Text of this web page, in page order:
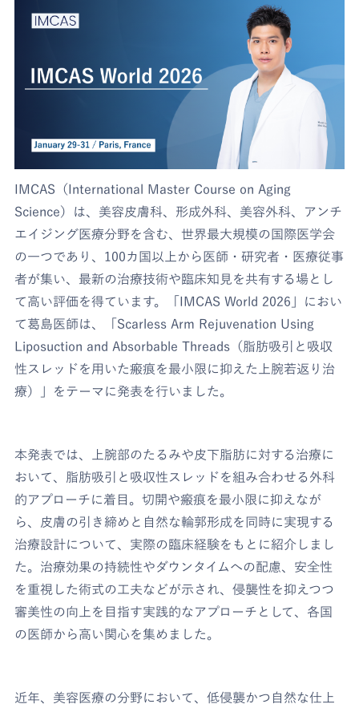
IMCAS（International Master Course on Aging
Science）は、美容皮膚科、形成外科、美容外科、アンチ
エイジング医療分野を含む、世界最大規模の国際医学会
の一つであり、100カ国以上から医師・研究者・医療従事
者が集い、最新の治療技術や臨床知見を共有する場とし
て高い評価を得ています。「IMCAS World 2026」におい
て葛島医師は、「Scarless Arm Rejuvenation Using
Liposuction and Absorbable Threads（脂肪吸引と吸収
性スレッドを用いた瘢痕を最小限に抑えた上腕若返り治
療）」をテーマに発表を行いました。
本発表では、上腕部のたるみや皮下脂肪に対する治療に
おいて、脂肪吸引と吸収性スレッドを組み合わせる外科
的アプローチに着目。切開や瘢痕を最小限に抑えなが
ら、皮膚の引き締めと自然な輪郭形成を同時に実現する
治療設計について、実際の臨床経験をもとに紹介しまし
た。治療効果の持続性やダウンタイムへの配慮、安全性
を重視した術式の工夫などが示され、侵襲性を抑えつつ
審美性の向上を目指す実践的なアプローチとして、各国
の医師から高い関心を集めました。
近年、美容医療の分野において、低侵襲かつ自然な仕上